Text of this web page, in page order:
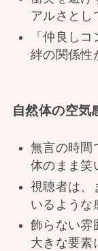
アルさとし
「仲良し
絆の関係性
自然体の空気
無言の時間
体のまま笑
視聴者は、
いるような
飾らない雰
大きな要素